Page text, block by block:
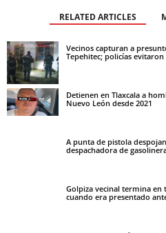
RELATED ARTICLES
Vecinos capturan a
Tepehitec; policías
Detienen en Tlaxcala a
Nuevo León desde 2021
A punta de pistola
despachadora de
Golpiza vecinal termina
cuando era presentado